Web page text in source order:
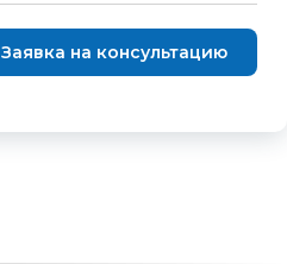
Заявка на консультацию